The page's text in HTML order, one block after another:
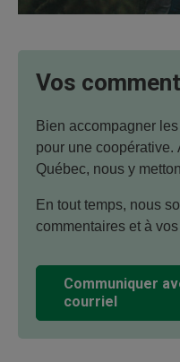
Vos
Bien accompagner
pour une
Québec, nous y
En tout temps, nous
commentaires et à
Communiquer
courriel